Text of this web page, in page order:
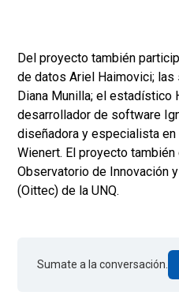
Del proyecto también
de datos Ariel Haimovici;
Diana Munilla; el estadístico
desarrollador de software
diseñadora y especialista
Wienert. El proyecto
Observatorio de Innovación
(Oittec) de la UNQ.
Sumate a la conversación.